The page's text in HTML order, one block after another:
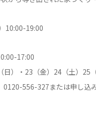
10:00-19:00
17:00
）・23（金）24（土）25（
556-327または申し込